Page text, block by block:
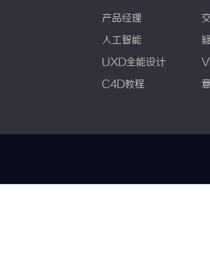
产品经理
人工智能
UXD全能设计
C4D教程